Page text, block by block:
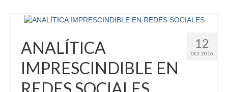
12
OCT 2016
ANALÍTICA
IMPRESCINDIBLE EN